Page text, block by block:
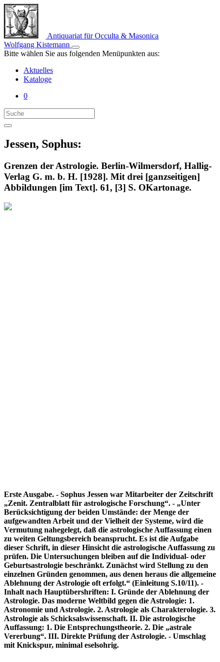
Antiquariat für Occulta & Masonica
Wolfgang Kistemann
Bitte wählen Sie aus folgenden Menüpunkten aus:
Aktuelles
Kataloge
0
Jessen, Sophus:
Grenzen der Astrologie. Berlin-Wilmersdorf, Hallig-
Verlag G. m. b. H. [1928]. Mit drei [ganzseitigen]
Abbildungen [im Text]. 61, [3] S. OKartonage.
Erste Ausgabe. - Sophus Jessen war Mitarbeiter der Zeitschrift
„Zenit. Zentralblatt für astrologische Forschung“. - „Unter
Berücksichtigung der beiden Umstände: der Menge der
aufgewandten Arbeit und der Vielheit der Systeme, wird die
Vermutung nahegelegt, daß die astrologische Auffassung einen
zu weiten Geltungsbereich beansprucht. Es ist die Aufgabe
dieser Schrift, in dieser Hinsicht die astrologische Auffassung zu
prüfen. Die Untersuchungen bleiben auf die Individual- oder
Geburtsastrologie beschränkt. Zunächst wird Stellung zu den
einzelnen Gründen genommen, aus denen heraus die allgemeine
Ablehnung der Astrologie oft erfolgt.“ (Einleitung S.10/11). -
Inhalt nach Hauptübershriften: I. Gründe der Ablehnung der
Astrologie. Das moderne Weltbild gegen die Astrologie: 1.
Astronomie und Astrologie. 2. Astrologie als Charakterologie. 3.
Astrologie als Schicksalswissenschaft. II. Die astrologische
Auffassung: 1. Die Entsprechungstheorie. 2. Die „astrale
Vererbung“. III. Direkte Prüfung der Astrologie. - Umschlag
mit Knickspur, minimal eselsohrig.